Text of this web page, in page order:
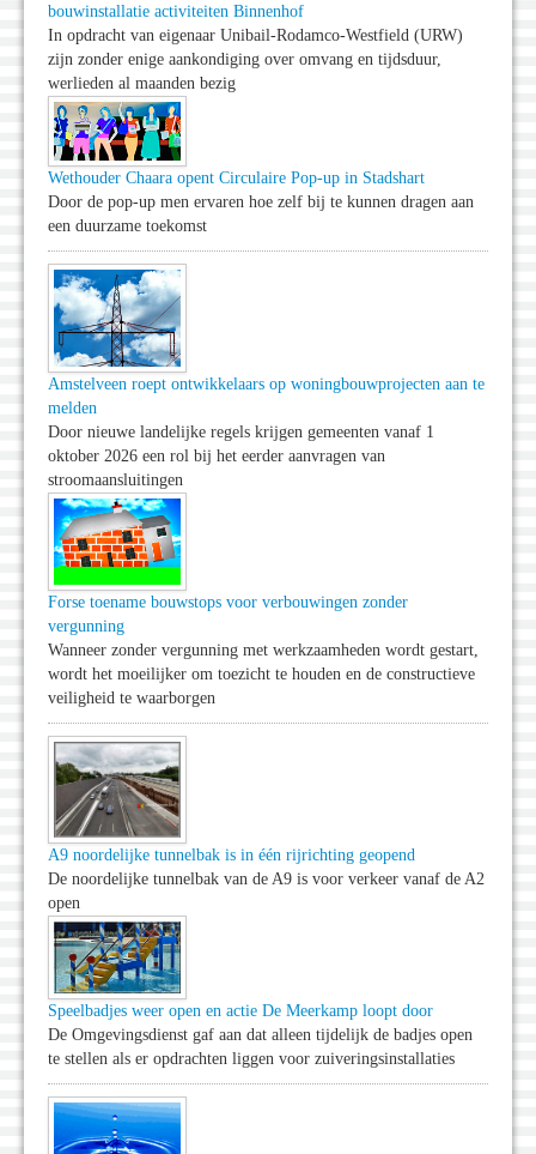
bouwinstallatie activiteiten Binnenhof
In opdracht van eigenaar Unibail-Rodamco-Westfield (URW)
zijn zonder enige aankondiging over omvang en tijdsduur,
werlieden al maanden bezig
Wethouder Chaara opent Circulaire Pop-up in Stadshart
Door de pop-up men ervaren hoe zelf bij te kunnen dragen aan
een duurzame toekomst
Amstelveen roept ontwikkelaars op woningbouwprojecten aan te
melden
Door nieuwe landelijke regels krijgen gemeenten vanaf 1
oktober 2026 een rol bij het eerder aanvragen van
stroomaansluitingen
Forse toename bouwstops voor verbouwingen zonder
vergunning
Wanneer zonder vergunning met werkzaamheden wordt gestart,
wordt het moeilijker om toezicht te houden en de constructieve
veiligheid te waarborgen
A9 noordelijke tunnelbak is in één rijrichting geopend
De noordelijke tunnelbak van de A9 is voor verkeer vanaf de A2
open
Speelbadjes weer open en actie De Meerkamp loopt door
De Omgevingsdienst gaf aan dat alleen tijdelijk de badjes open
te stellen als er opdrachten liggen voor zuiveringsinstallaties